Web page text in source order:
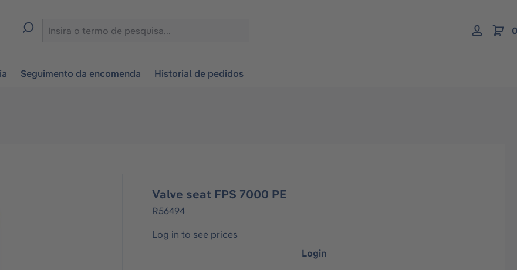
Seguimento da encomenda Historial de pedidos
Valve seat FPS 7000 PE
R56494
Log in to see prices
Login